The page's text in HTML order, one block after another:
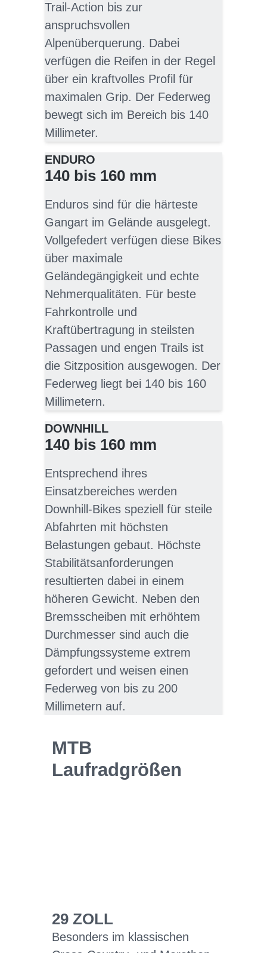
Trail-Action bis zur
anspruchsvollen
Alpenüberquerung. Dabei
verfügen die Reifen in der Regel
über ein kraftvolles Profil für
maximalen Grip. Der Federweg
bewegt sich im Bereich bis 140
Millimeter.
ENDURO
140 bis 160 mm
Enduros sind für die härteste
Gangart im Gelände ausgelegt.
Vollgefedert verfügen diese Bikes
über maximale
Geländegängigkeit und echte
Nehmerqualitäten. Für beste
Fahrkontrolle und
Kraftübertragung in steilsten
Passagen und engen Trails ist
die Sitzposition ausgewogen. Der
Federweg liegt bei 140 bis 160
Millimetern.
DOWNHILL
140 bis 160 mm
Entsprechend ihres
Einsatzbereiches werden
Downhill-Bikes speziell für steile
Abfahrten mit höchsten
Belastungen gebaut. Höchste
Stabilitätsanforderungen
resultierten dabei in einem
höheren Gewicht. Neben den
Bremsscheiben mit erhöhtem
Durchmesser sind auch die
Dämpfungssysteme extrem
gefordert und weisen einen
Federweg von bis zu 200
Millimetern auf.
MTB
Laufradgrößen
29 ZOLL
Besonders im klassischen